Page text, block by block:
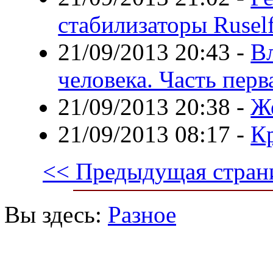
стабилизаторы
21/09/2013 20:43 -
человека. Часть
21/09/2013 20:38 -
21/09/2013 08:17 -
<< Предыдущая
Вы здесь: Разное